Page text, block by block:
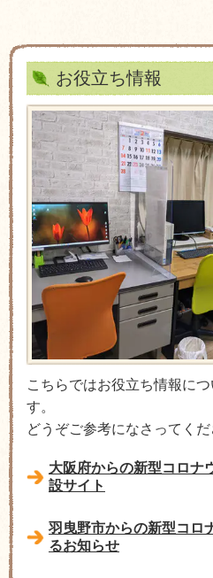
お役立ち情報
こちらではお役立ち情報に
す。
どうぞご参考になさってくだ
大阪府からの新型コロナ
設サイト
羽曳野市からの新型コロ
るお知らせ